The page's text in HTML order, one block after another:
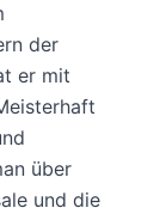
der
er mit
über
und die